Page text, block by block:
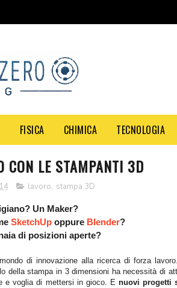
FISICA CHIMICA TECNOLOGIA
CON LE STAMPANTI 3D
lavoro, stampa 3D
Un Maker?
SketchUpoppure Blender?
di posizioni aperte?
di innovazione alla ricerca di forza
della stampa in 3 dimensioni ha necessità di
e voglia di mettersi in gioco. Enuovi progetti